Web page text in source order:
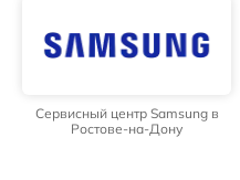
Сервисный центр Samsung в
Ростове-на-Дону